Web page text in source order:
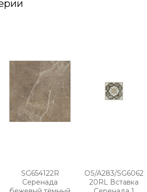
SG654122R
Серенада
OS/A283/SG6062
20RL Вставка